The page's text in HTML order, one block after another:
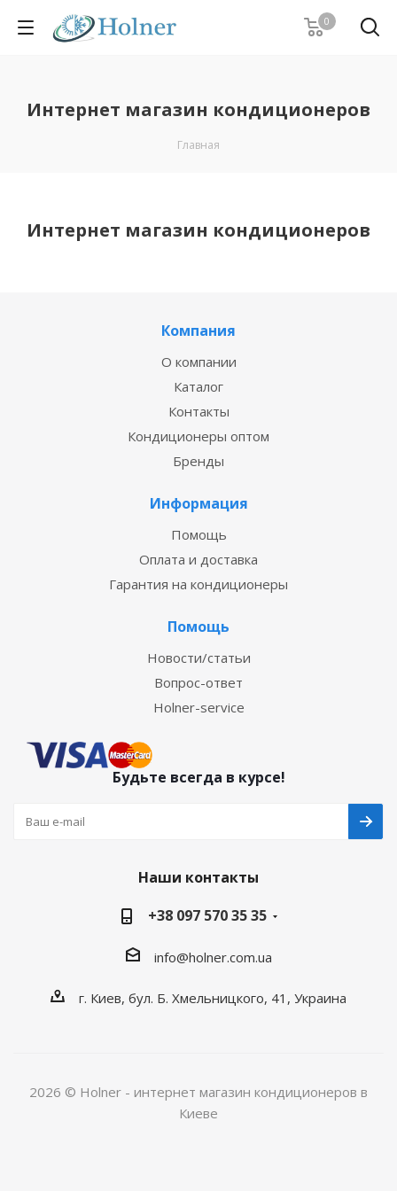
0
Интернет магазин кондиционеров
Главная
Интернет магазин кондиционеров
Компания
О компании
Каталог
Контакты
Кондиционеры оптом
Бренды
Информация
Помощь
Оплата и доставка
Гарантия на кондиционеры
Помощь
Новости/статьи
Вопрос-ответ
Holner-service
Будьте всегда в курсе!
Наши контакты
+38 097 570 35 35
info@holner.com.ua
г. Киев, бул. Б. Хмельницкого, 41, Украина
2026 © Holner - интернет магазин кондиционеров в
Киеве